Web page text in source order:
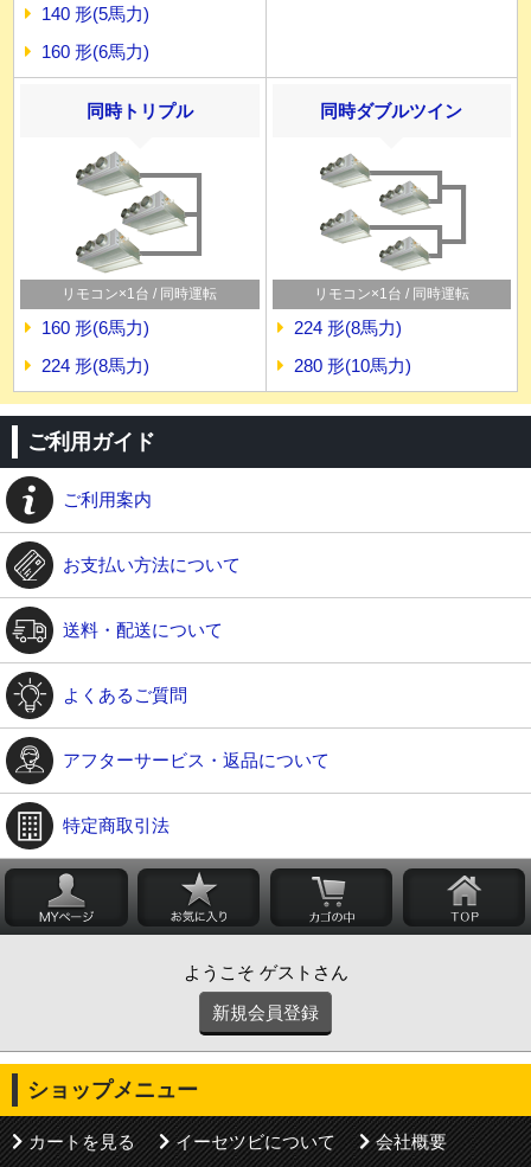
140 形(5馬力)
160 形(6馬力)
同時トリプル
リモコン×1台 / 同時運転
160 形(6馬力)
224 形(8馬力)
同時ダブルツイン
リモコン×1台 / 同時運転
224 形(8馬力)
280 形(10馬力)
ご利用ガイド
ご利用案内
お支払い方法について
送料・配送について
よくあるご質問
アフターサービス・返品について
特定商取引法
ようこそ ゲストさん
新規会員登録
ショップメニュー
カートを見る イーセツビについて 会社概要